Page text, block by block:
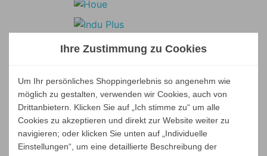
Ihre Zustimmung zu Cookies
Um Ihr persönliches Shoppingerlebnis so angenehm wie
möglich zu gestalten, verwenden wir Cookies, auch von
Drittanbietern. Klicken Sie auf „Ich stimme zu“ um alle
Cookies zu akzeptieren und direkt zur Website weiter zu
navigieren; oder klicken Sie unten auf „Individuelle
Einstellungen“, um eine detaillierte Beschreibung der